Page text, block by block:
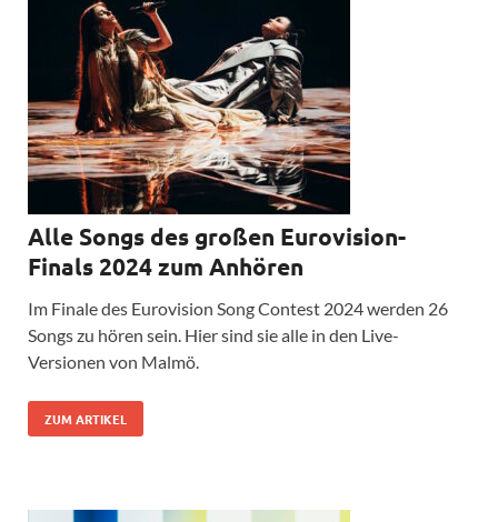
Alle Songs des großen Eurovision-
Finals 2024 zum Anhören
Im Finale des Eurovision Song Contest 2024 werden 26
Songs zu hören sein. Hier sind sie alle in den Live-
Versionen von Malmö.
ZUM ARTIKEL